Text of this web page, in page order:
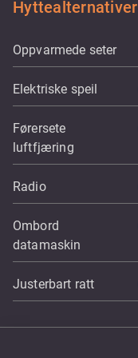
Hyttealternativer
Oppvarmede seter
Elektriske speil
Førersete
luftfjæring
Radio
Ombord
datamaskin
Justerbart ratt